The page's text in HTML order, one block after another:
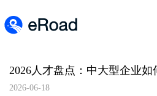
2026-06-18